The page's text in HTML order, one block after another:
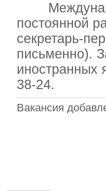
постоянной
секретарь-
письменно).
иностранных
38-24.
Вакансия